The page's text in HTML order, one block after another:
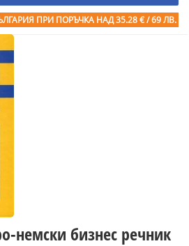
ПРИ ПОРЪЧКА НАД 35.28 € / 69 ЛВ.
немски бизнес речник